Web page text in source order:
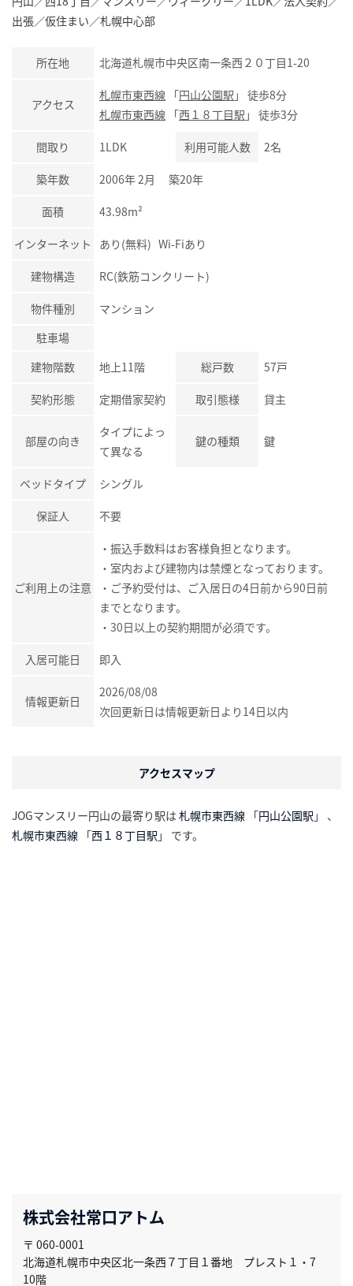
出張／仮住まい／札幌中心部
所在地 北海道札幌市中央区南一条西２０丁目1-20
アクセス
札幌市東西線 「円山公園駅 」 徒歩8分
札幌市東西線 「西１８丁目駅 」 徒歩3分
間取り 1LDK 利用可能人数 2名
築年数 2006年 2月 築20年
面積 43.98m²
インターネット あり(無料) Wi-Fiあり
建物構造 RC(鉄筋コンクリート)
物件種別
マンション
駐車場
建物階数
地上11階 総戸数 57戸
契約形態 定期借家契約 取引態様 貸主
部屋の向き
タイプによっ
て異なる
鍵の種類 鍵
ベッドタイプ シングル
保証人 不要
ご利用上の注意
・振込手数料はお客様負担となります。
・室内および建物内は禁煙となっております。
・ご予約受付は、ご入居日の4日前から90日前
までとなります。
・30日以上の契約期間が必須です。
入居可能日 即入
情報更新日
2026/08/08
次回更新日は情報更新日より14日以内
アクセスマップ
JOGマンスリー円山の最寄り駅は 札幌市東西線 「円山公園駅 」 、
札幌市東西線 「西１８丁目駅 」 です。
株式会社常口アトム
〒 060-0001
北海道札幌市中央区北一条西７丁目１番地 プレスト１・7
10階